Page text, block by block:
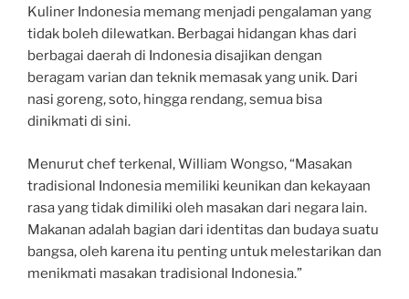
Kuliner Indonesia memang menjadi pengalaman yang
tidak boleh dilewatkan. Berbagai hidangan khas dari
berbagai daerah di Indonesia disajikan dengan
beragam varian dan teknik memasak yang unik. Dari
nasi goreng, soto, hingga rendang, semua bisa
dinikmati di sini.
Menurut chef terkenal, William Wongso, “Masakan
tradisional Indonesia memiliki keunikan dan kekayaan
rasa yang tidak dimiliki oleh masakan dari negara lain.
Makanan adalah bagian dari identitas dan budaya suatu
bangsa, oleh karena itu penting untuk melestarikan dan
menikmati masakan tradisional Indonesia.”